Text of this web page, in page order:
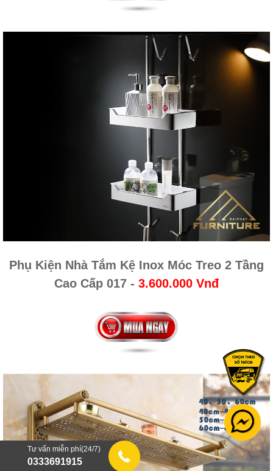
Phụ Kiện Nhà Tắm Kệ Inox Móc Treo 2 Tầng
Cao Cấp 017 - 3.600.000 Vnđ
Tư vấn miễn phí(24/7)
0333691915